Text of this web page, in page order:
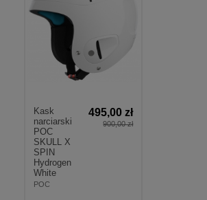
Kask
narciarski
POC
SKULL X
SPIN
Hydrogen
White
POC
495,00 zł
900,00 zł